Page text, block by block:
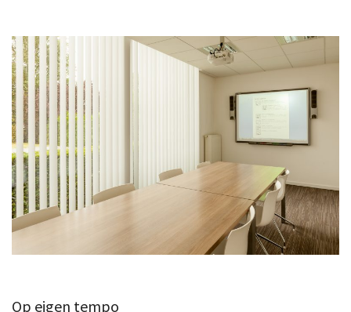
Op eigen tempo